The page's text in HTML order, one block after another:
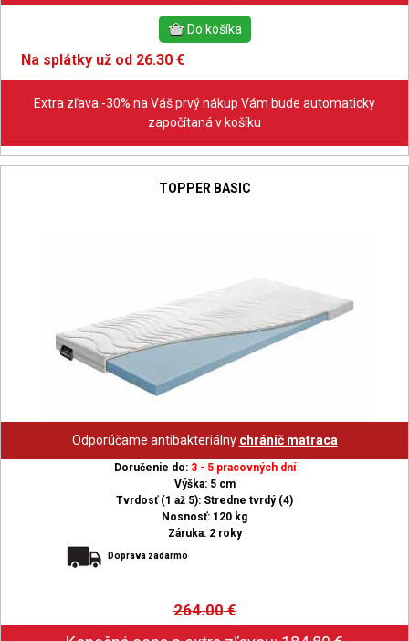
Na splátky už od 26.30 €
Extra zľava -30% na Váš prvý nákup Vám bude automaticky
započítaná v košíku
TOPPER BASIC
Odporúčame antibakteriálny chránič matraca
Doručenie do: 3 - 5 pracovných dní
Výška: 5 cm
Tvrdosť (1 až 5): Stredne tvrdý (4)
Nosnosť: 120 kg
Záruka: 2 roky
Doprava zadarmo
264.00€